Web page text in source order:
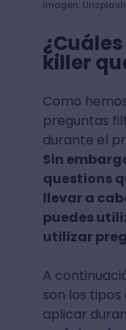
Imagen: Unsplash
killer
Como
preguntas
durante el
Sin
questions
llevar a
puedes
utilizar
A
son los tipos
aplicar